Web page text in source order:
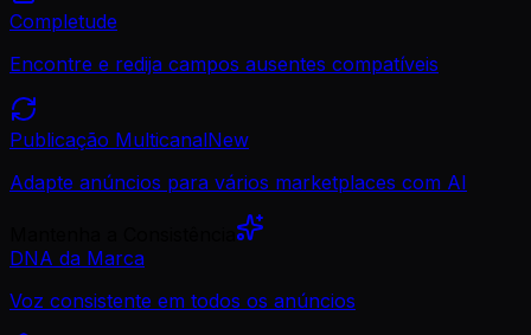
Completude
Encontre e redija campos ausentes compatíveis
Publicação MulticanalNew
Adapte anúncios para vários marketplaces com AI
DNA da Marca
Voz consistente em todos os anúncios